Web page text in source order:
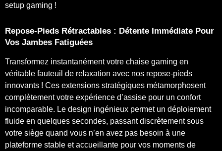
setup gaming !
Repose-Pieds Rétractables : Détente Immédiate Pour
Vos Jambes Fatiguées
Transformez instantanément votre chaise gaming en
véritable fauteuil de relaxation avec nos repose-pieds
innovants ! Ces extensions stratégiques métamorphosent
complètement votre expérience d’assise pour un confort
incomparable. Le design ingénieux permet un déploiement
fluide en quelques secondes, passant discrètement sous
votre siège quand vous n’en avez pas besoin à une
plateforme stable et accueillante pour vos moments de